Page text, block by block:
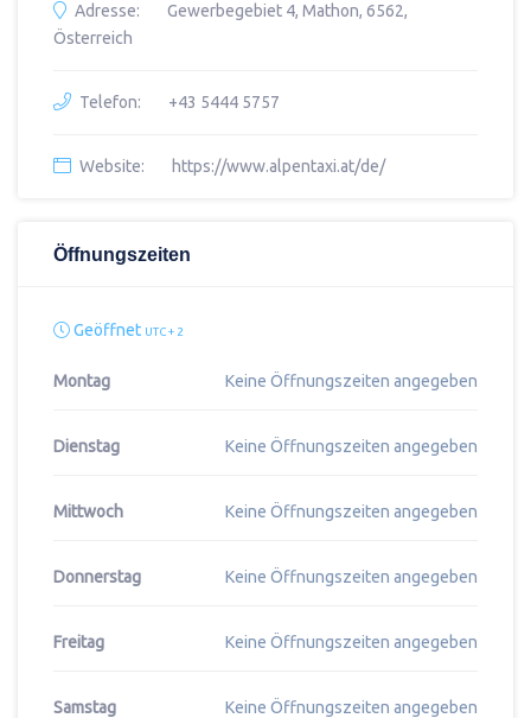
Adresse:
Gewerbegebiet 4, Mathon, 6562,
Österreich
Telefon: +43 5444 5757
Website: https://www.alpentaxi.at/de/
Öffnungszeiten
Geöffnet UTC + 2
Montag Keine Öffnungszeiten angegeben
Dienstag Keine Öffnungszeiten angegeben
Mittwoch Keine Öffnungszeiten angegeben
Donnerstag Keine Öffnungszeiten angegeben
Freitag Keine Öffnungszeiten angegeben
Samstag Keine Öffnungszeiten angegeben